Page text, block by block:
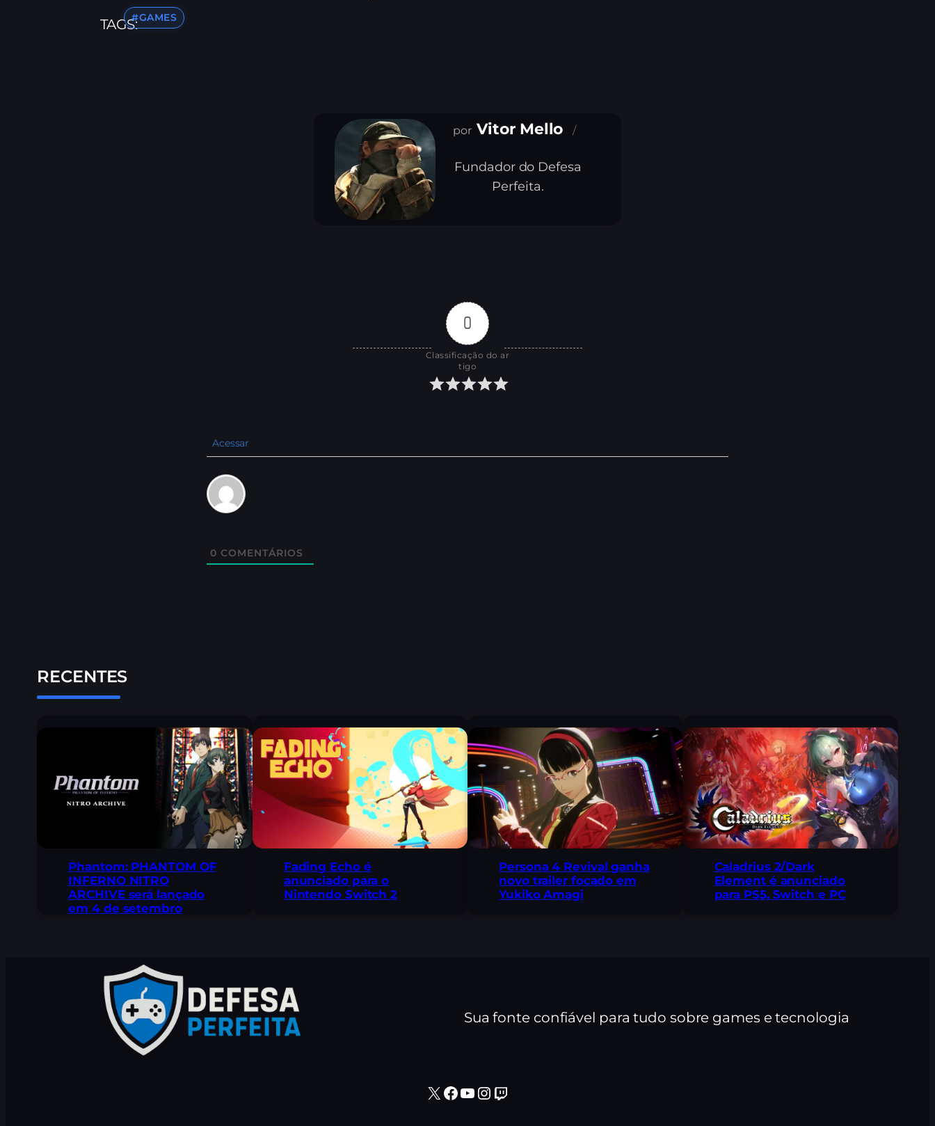
TAGS:#GAMES
Vitor Mello
Fundador do Defesa
Perfeita.
0
Classificação do ar
tigo
Acessar
0 COMENTÁRIOS
RECENTES
Phantom: PHANTOM OF
INFERNO NITRO
ARCHIVE será lançado
em 4 de setembro
Fading Echo é
anunciado para o
Nintendo Switch 2
Persona 4 Revival ganha
novo trailer focado em
Yukiko Amagi
Caladrius 2/Dark
Element é anunciado
para PS5, Switch e PC
Sua fonte confiável para tudo sobre games e tecnologia
X Facebook Youtube Instagram Twitch